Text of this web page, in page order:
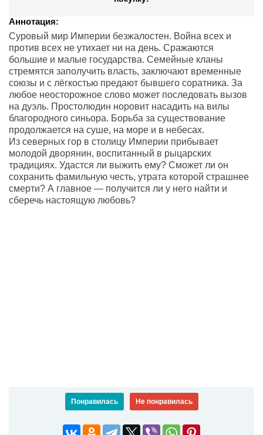
Аннотация:
Суровый мир Империи безжалостен. Война всех и
против всех не утихает ни на день. Сражаются
большие и малые государства. Семейные кланы
стремятся заполучить власть, заключают временные
союзы и с лёгкостью предают бывшего соратника. За
любое неосторожное слово может последовать вызов
на дуэль. Простолюдин норовит насадить на вилы
благородного синьора. Борьба за существование
продолжается на суше, на море и в небесах.
Из северных гор в столицу Империи прибывает
молодой дворянин, воспитанный в рыцарских
традициях. Удастся ли выжить ему? Сможет ли он
сохранить фамильную честь, утрата которой страшнее
смерти? А главное — получится ли у него найти и
сберечь настоящую любовь?
Понравилась Не понравилась